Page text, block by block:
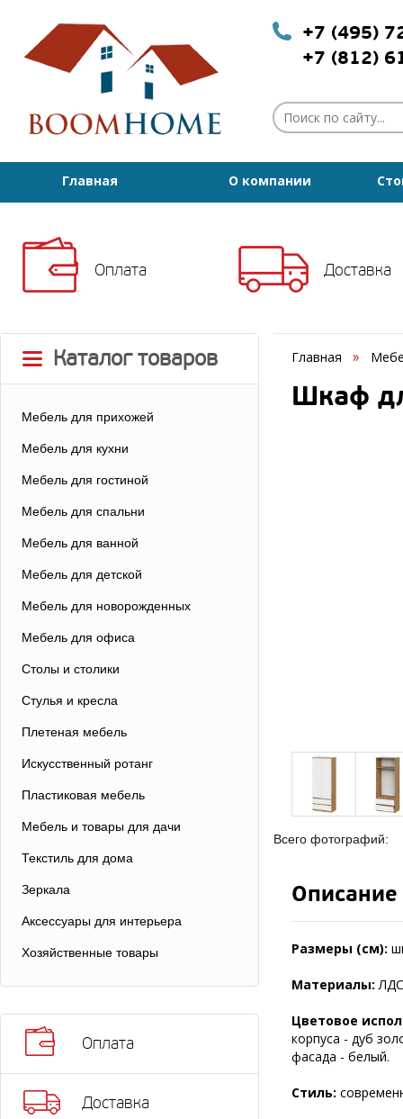
+7 (495)
+7 (812)
Главная О компании
Оплата Доставка
Каталог товаров
Мебель для прихожей
Мебель для кухни
Мебель для гостиной
Мебель для спальни
Мебель для ванной
Мебель для детской
Мебель для новорожденных
Мебель для офиса
Столы и столики
Стулья и кресла
Плетеная мебель
Искусственный ротанг
Пластиковая мебель
Мебель и товары для дачи
Текстиль для дома
Зеркала
Аксессуары для интерьера
Хозяйственные товары
Оплата
Доставка
Главная
Шкаф
Всего фотографий:
Описание
Размеры (см):
Материалы:
Цветовое
корпуса - дуб
фасада - белый.
Стиль: